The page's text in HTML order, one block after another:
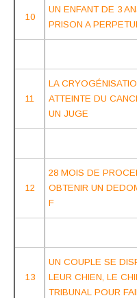
10
UN ENFANT DE 3
PRISON A
11
LA
ATTEINTE DU
UN JUGE
12
28 MOIS DE
OBTENIR UN
F
13
UN COUPLE SE
LEUR CHIEN, LE
TRIBUNAL POUR